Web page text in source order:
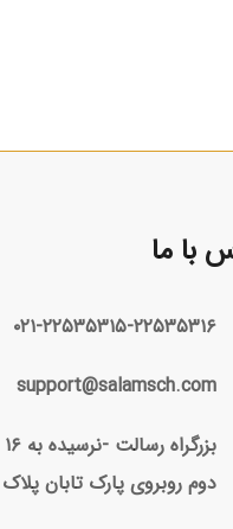
با ما
۰۲۱-۲۲۵۳۵۳۱۵-۲۲۵۳۵۳۱۶
support@salamsch.com
دوم روبروی پارک تابان پلاک ۱۰۰۵